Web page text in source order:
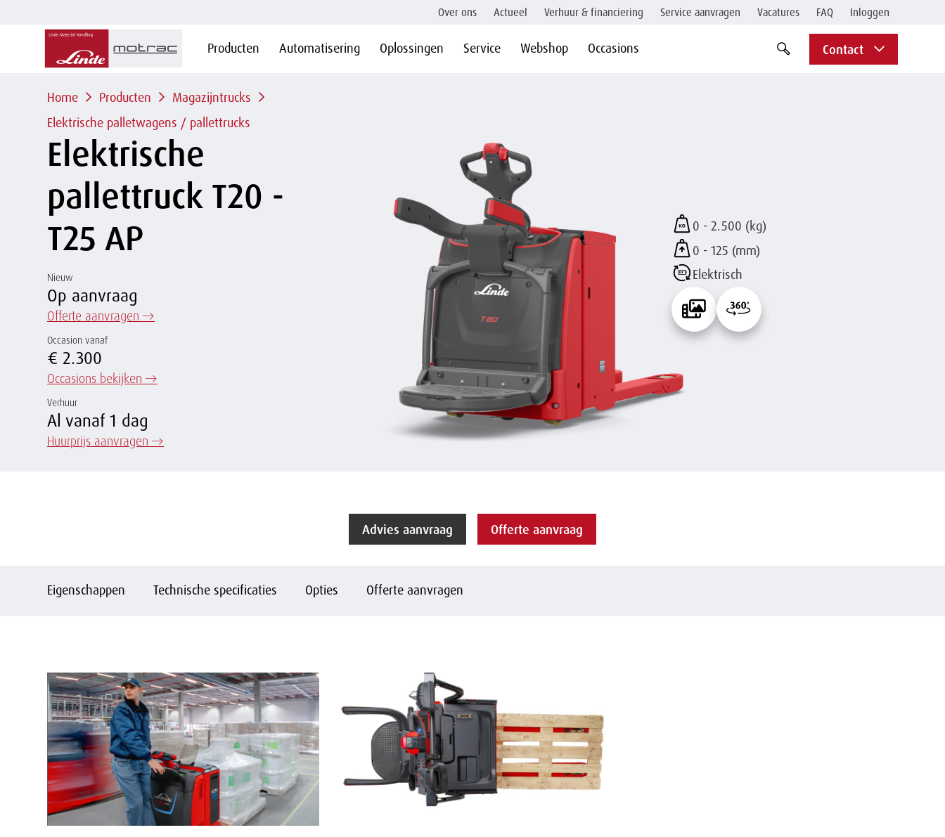
Overslaan
en naar
inhoud
Producten Automatisering Oplossingen Service Webshop Occasions
zoekterm
indienen
zoekbalk
openen
Contact
Over ons Actueel Verhuur & financiering Service aanvragen Vacatures FAQ Inloggen
Kruimelpad
Home Producten
Magazijntrucks
Elektrische palletwagens / pallettrucks
Elektrische
pallettruck T20 -
T25 AP
Nieuw
Op aanvraag
Offerte aanvragen →
Occasion vanaf
€ 2.300
Occasions bekijken →
Verhuur
Al vanaf 1 dag
Huurprijs aanvragen →
0 - 2.500 (kg)
0 - 125 (mm)
Elektrisch
Advies aanvraag Offerte aanvraag
Eigenschappen Technische specificaties Opties Offerte aanvragen